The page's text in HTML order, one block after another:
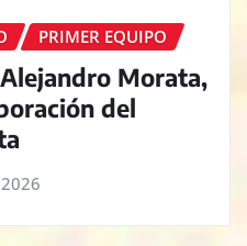
PRIMER EQUIPO
Morata,
del